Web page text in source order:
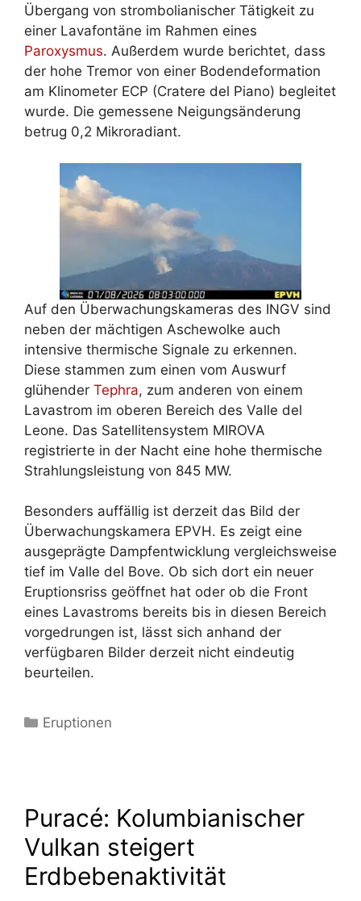
Übergang von strombolianischer Tätigkeit zu
einer Lavafontäne im Rahmen eines
Paroxysmus. Außerdem wurde berichtet, dass
der hohe Tremor von einer Bodendeformation
am Klinometer ECP (Cratere del Piano) begleitet
wurde. Die gemessene Neigungsänderung
betrug 0,2 Mikroradiant.
Auf den Überwachungskameras des INGV sind
neben der mächtigen Aschewolke auch
intensive thermische Signale zu erkennen.
Diese stammen zum einen vom Auswurf
glühender Tephra, zum anderen von einem
Lavastrom im oberen Bereich des Valle del
Leone. Das Satellitensystem MIROVA
registrierte in der Nacht eine hohe thermische
Strahlungsleistung von 845 MW.
Besonders auffällig ist derzeit das Bild der
Überwachungskamera EPVH. Es zeigt eine
ausgeprägte Dampfentwicklung vergleichsweise
tief im Valle del Bove. Ob sich dort ein neuer
Eruptionsriss geöffnet hat oder ob die Front
eines Lavastroms bereits bis in diesen Bereich
vorgedrungen ist, lässt sich anhand der
verfügbaren Bilder derzeit nicht eindeutig
beurteilen.
Kategorien
Eruptionen
Puracé: Kolumbianischer
Vulkan steigert
Erdbebenaktivität